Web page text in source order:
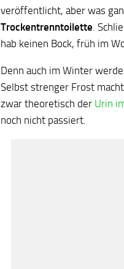
veröffentlicht, aber was
Trockentrenntoilette.
hab keinen Bock, früh im
Denn auch im Winter
Selbst strenger Frost
zwar theoretisch der Urin
noch nicht passiert.